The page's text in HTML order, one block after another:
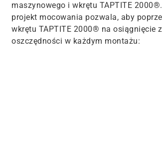
maszynowego i wkrętu TAPTITE
projekt mocowania pozwala, aby
wkrętu TAPTITE 2000® na osiągnięcie
oszczędności w każdym montażu: